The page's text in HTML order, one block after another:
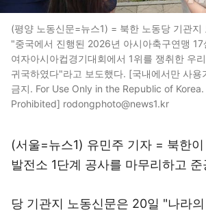
(평양 노동신문=뉴스1) = 북한 노동당 기관지
"중국에서 진행된 2026년 아시아축구연맹 17
여자아시아컵경기대회에서 1위를 쟁취한 우
귀국하였다"라고 보도했다. [국내에서만 사용
금지. For Use Only in the Republic of
Prohibited] rodongphoto@news1.kr
(서울=뉴스1) 유민주 기자 = 북한
발전소 1단계 공사를 마무리하고
당 기관지 노동신문은 20일 "나라